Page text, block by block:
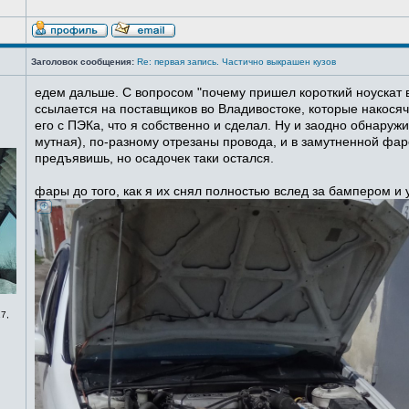
Заголовок сообщения: Re: первая запись. Частично выкрашен кузов
едем дальше. С вопросом "почему пришел короткий ноускат
ссылается на поставщиков во Владивостоке, которые
его с ПЭКа, что я собственно и сделал. Ну и заодно
мутная), по-разному отрезаны провода, и в замутненной
предъявишь, но осадочек таки остался.
фары до того, как я их снял полностью вслед за бампером и